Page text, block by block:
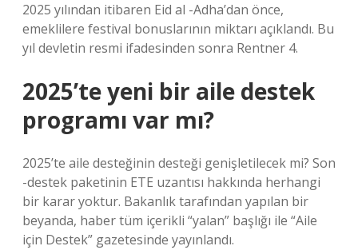
2025 yılından itibaren Eid al -Adha’dan önce,
emeklilere festival bonuslarının miktarı açıklandı. Bu
yıl devletin resmi ifadesinden sonra Rentner 4.
2025’te yeni bir aile destek
programı var mı?
2025’te aile desteğinin desteği genişletilecek mi? Son
-destek paketinin ETE uzantısı hakkında herhangi
bir karar yoktur. Bakanlık tarafından yapılan bir
beyanda, haber tüm içerikli “yalan” başlığı ile “Aile
için Destek” gazetesinde yayınlandı.